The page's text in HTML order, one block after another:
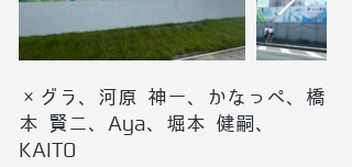
×グラ、河原 神一、かなっぺ、橋
本 賢二、Aya、堀本 健嗣、
KAITO